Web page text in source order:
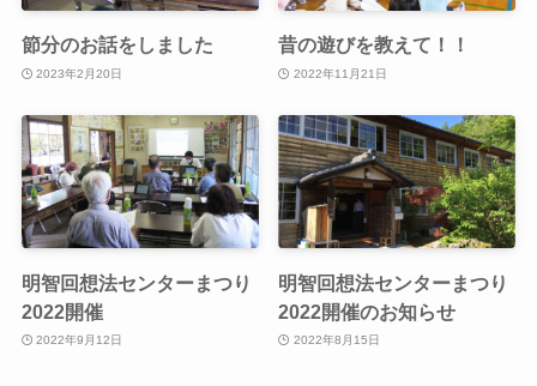
節分のお話をしました
2023年2月20日
昔の遊びを教えて！！
2022年11月21日
明智回想法センターまつり
2022開催
2022年9月12日
明智回想法センターまつり
2022開催のお知らせ
2022年8月15日